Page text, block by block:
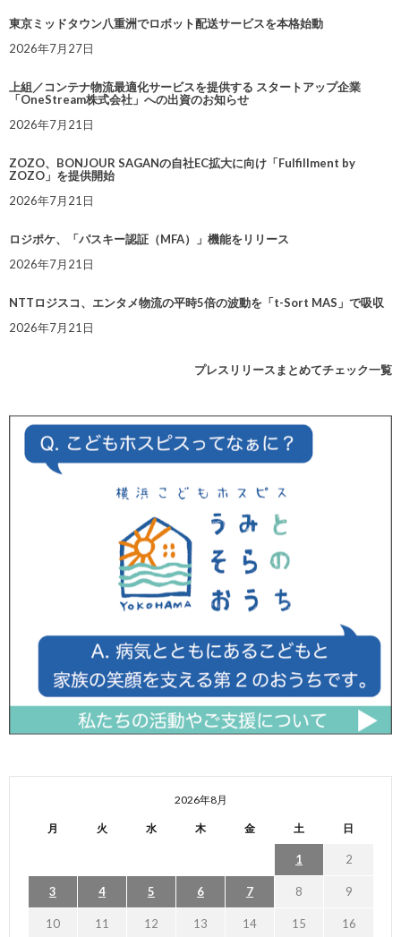
東京ミッドタウン八重洲でロボット配送サービスを本格始動
2026年7月27日
上組／コンテナ物流最適化サービスを提供する スタートアップ企業
「OneStream株式会社」への出資のお知らせ
2026年7月21日
ZOZO、BONJOUR SAGANの自社EC拡大に向け「Fulfillment by
ZOZO」を提供開始
2026年7月21日
ロジポケ、「パスキー認証（MFA）」機能をリリース
2026年7月21日
NTTロジスコ、エンタメ物流の平時5倍の波動を「t-Sort MAS」で吸収
2026年7月21日
プレスリリースまとめてチェック一覧
2026年8月
月 火 水 木 金 土 日
1 2
3 4 5 6 7 8 9
10 11 12 13 14 15 16